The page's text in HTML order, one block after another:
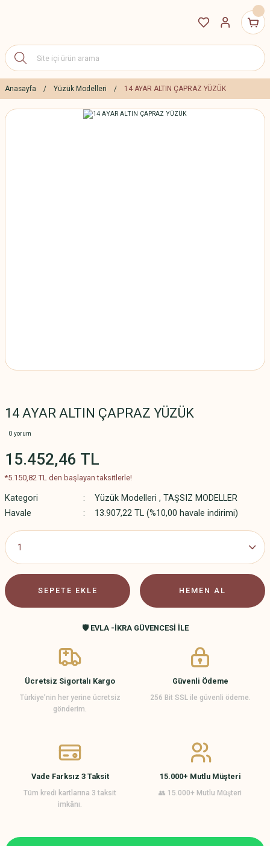
Anasayfa Yüzük Modelleri 14 AYAR ALTIN ÇAPRAZ YÜZÜK
14 AYAR ALTIN ÇAPRAZ YÜZÜK
0 yorum
15.452,46 TL
*5.150,82 TL den başlayan taksitlerle!
Kategori Yüzük Modelleri , TAŞSIZ MODELLER
Havale
13.907,22 TL (%10,00 havale indirimi)
SEPETE EKLE HEMEN AL
🛡️ EVLA -İKRA GÜVENCESİ İLE
Ücretsiz Sigortalı Kargo
Türkiye’nin her yerine ücretsiz
gönderim.
Güvenli Ödeme
256 Bit SSL ile güvenli ödeme.
Vade Farksız 3 Taksit
Tüm kredi kartlarına 3 taksit
imkânı.
15.000+ Mutlu Müşteri
👥 15.000+ Mutlu Müşteri